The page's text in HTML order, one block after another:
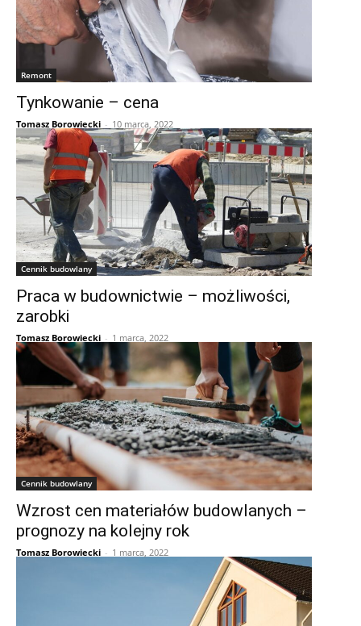
Remont
Tynkowanie – cena
Tomasz Borowiecki - 10 marca, 2022
Cennik budowlany
Praca w budownictwie – możliwości,
zarobki
Tomasz Borowiecki - 1 marca, 2022
Cennik budowlany
Wzrost cen materiałów budowlanych –
prognozy na kolejny rok
Tomasz Borowiecki - 1 marca, 2022